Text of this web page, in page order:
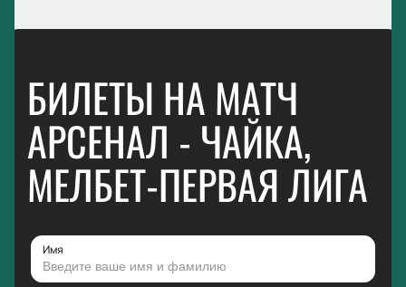
БИЛЕТЫ НА МАТЧ
АРСЕНАЛ - ЧАЙКА,
МЕЛБЕТ-ПЕРВАЯ ЛИГА
Имя